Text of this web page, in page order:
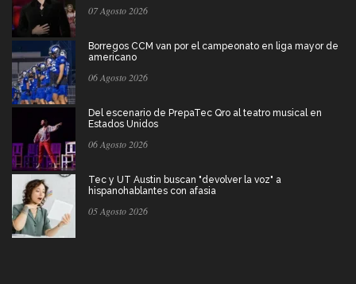
07 Agosto 2026
Borregos CCM van por el campeonato en liga mayor de
americano
06 Agosto 2026
Del escenario de PrepaTec Qro al teatro musical en
Estados Unidos
06 Agosto 2026
Tec y UT Austin buscan "devolver la voz" a
hispanohablantes con afasia
05 Agosto 2026